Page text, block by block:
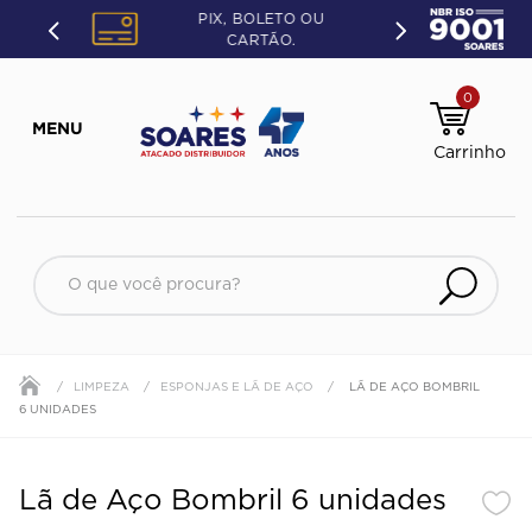
PIX, BOLETO OU
CARTÃO.
0
O que você procura?
LIMPEZA ESPONJAS E LÃ DE AÇO
LÃ DE AÇO BOMBRIL
6 UNIDADES
Lã de Aço Bombril 6 unidades